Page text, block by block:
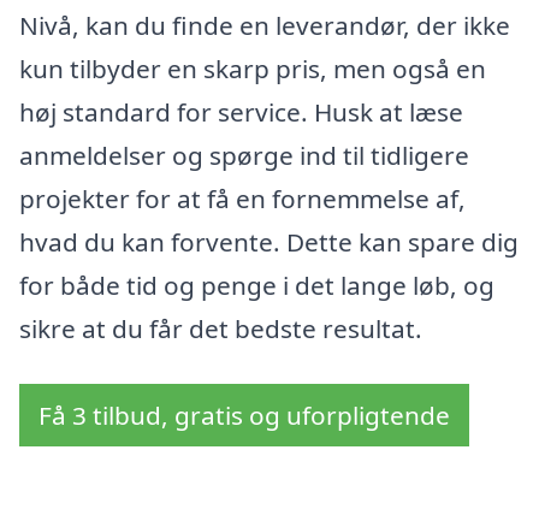
Nivå, kan du finde en leverandør, der ikke
kun tilbyder en skarp pris, men også en
høj standard for service. Husk at læse
anmeldelser og spørge ind til tidligere
projekter for at få en fornemmelse af,
hvad du kan forvente. Dette kan spare dig
for både tid og penge i det lange løb, og
sikre at du får det bedste resultat.
Få 3 tilbud, gratis og uforpligtende